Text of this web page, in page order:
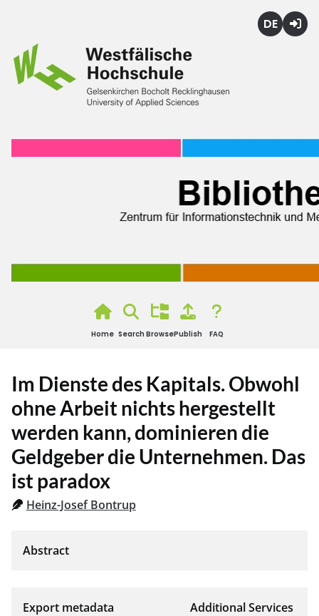
Home Search BrowsePublish FAQ
Im Dienste des Kapitals. Obwohl
ohne Arbeit nichts hergestellt
werden kann, dominieren die
Geldgeber die Unternehmen. Das
ist paradox
Heinz-Josef Bontrup
Export metadata Additional Services